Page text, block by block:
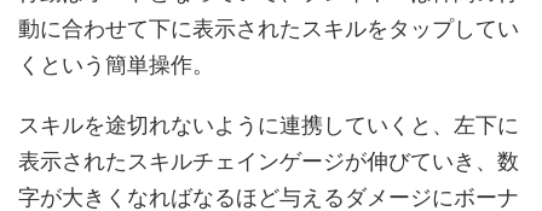
動に合わせて下に表示されたスキルをタップしてい
くという簡単操作。
スキルを途切れないように連携していくと、左下に
表示されたスキルチェインゲージが伸びていき、数
字が大きくなればなるほど与えるダメージにボーナ